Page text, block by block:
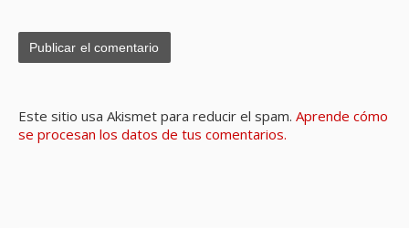
Este sitio usa Akismet para reducir el spam. Aprende cómo
se procesan los datos de tus comentarios.